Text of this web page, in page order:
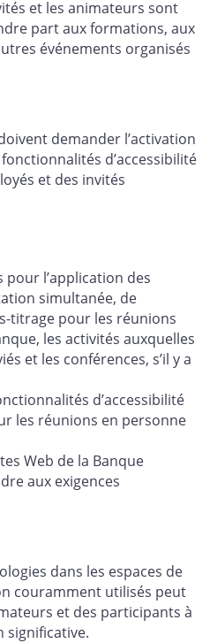
et les animateurs sont
part aux formations, aux
événements organisés
demander l’activation
d’accessibilité
et des invités
l’application des
simultanée, de
titrage pour les réunions
les activités auxquelles
et les conférences, s’il y a
d’accessibilité
les réunions en personne
Web de la Banque
aux exigences
dans les espaces de
couramment utilisés peut
et des participants à